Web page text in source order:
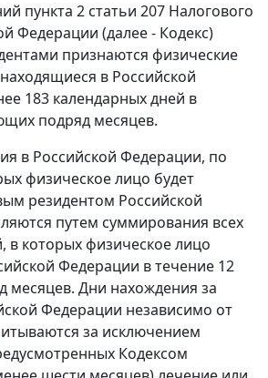
пункта 2 статьи 207 Налогового
Федерации (далее - Кодекс)
признаются физические
в Российской
183 календарных дней в
подряд месяцев.
в Российской Федерации, по
физическое лицо будет
резидентом Российской
путем суммирования всех
в которых физическое лицо
Федерации в течение 12
месяцев. Дни нахождения за
Федерации независимо от
за исключением
Кодексом